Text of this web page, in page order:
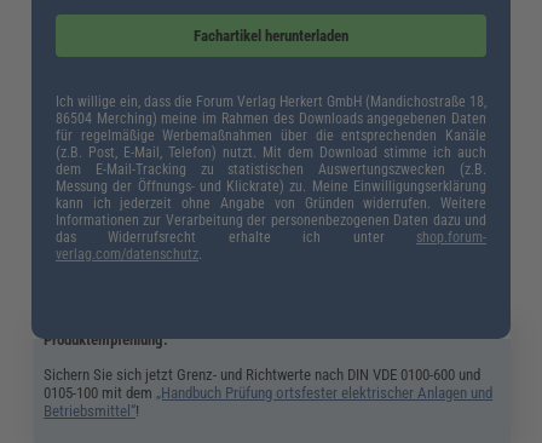
Fachartikel herunterladen
Ich willige ein, dass die Forum Verlag Herkert GmbH (Mandichostraße 18,
86504 Merching) meine im Rahmen des Downloads angegebenen Daten
für regelmäßige Werbemaßnahmen über die entsprechenden Kanäle
(z.B. Post, E-Mail, Telefon) nutzt. Mit dem Download stimme ich auch
dem E-Mail-Tracking zu statistischen Auswertungszwecken (z.B.
Messung der Öffnungs- und Klickrate) zu. Meine Einwilligungserklärung
kann ich jederzeit ohne Angabe von Gründen widerrufen. Weitere
Informationen zur Verarbeitung der personenbezogenen Daten dazu und
das Widerrufsrecht erhalte ich unter shop.forum-
verlag.com/datenschutz.
Produktempfehlung:
Sichern Sie sich jetzt Grenz- und Richtwerte nach DIN VDE 0100-600 und
0105-100 mit dem „Handbuch Prüfung ortsfester elektrischer Anlagen und
Betriebsmittel“!